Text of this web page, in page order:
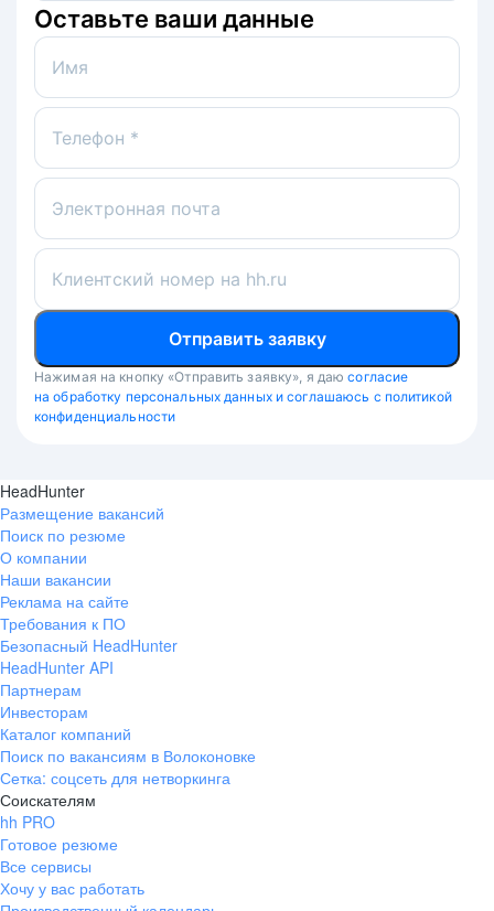
Оставьте ваши данные
Имя
Телефон *
Электронная почта
Клиентский номер на hh.ru
Отправить заявку
Нажимая на кнопку «Отправить заявку», я даю согласие
на обработку персональных данных и соглашаюсь с политикой
конфиденциальности
HeadHunter
Размещение вакансий
Поиск по резюме
О компании
Наши вакансии
Реклама на сайте
Требования к ПО
Безопасный HeadHunter
HeadHunter API
Партнерам
Инвесторам
Каталог компаний
Поиск по вакансиям в Волоконовке
Сетка: соцсеть для нетворкинга
Соискателям
hh PRO
Готовое резюме
Все сервисы
Хочу у вас работать